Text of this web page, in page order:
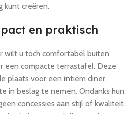
creëren.
en praktisch
wilt u toch comfortabel buiten
een compacte terrastafel. Deze
plaats voor een intiem diner,
in beslag te nemen. Ondanks hun
concessies aan stijl of kwaliteit.